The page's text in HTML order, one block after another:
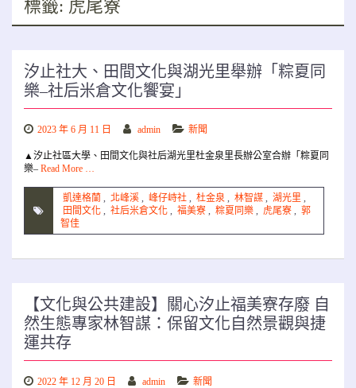
標籤: 虎尾寮
汐止社大、田間文化與湖光里舉辦「粽夏同
樂–社后米倉文化饗宴」
2023 年 6 月 11 日 admin 新聞
▲汐止社區大學、田間文化與社后湖光里杜金泉里長辦公室合辦「粽夏同
樂– Read More …
凱達格蘭 , 北峰溪 , 峰仔峙社 , 杜金泉 , 林智謀 , 湖光里 ,
田間文化 , 社后米倉文化 , 福美寮 , 粽夏同樂 , 虎尾寮 , 郭
智佳
【文化與公共建設】關心汐止福美寮存廢 自
然生態專家林智謀：保留文化自然景觀與捷
運共存
2022 年 12 月 20 日 admin 新聞